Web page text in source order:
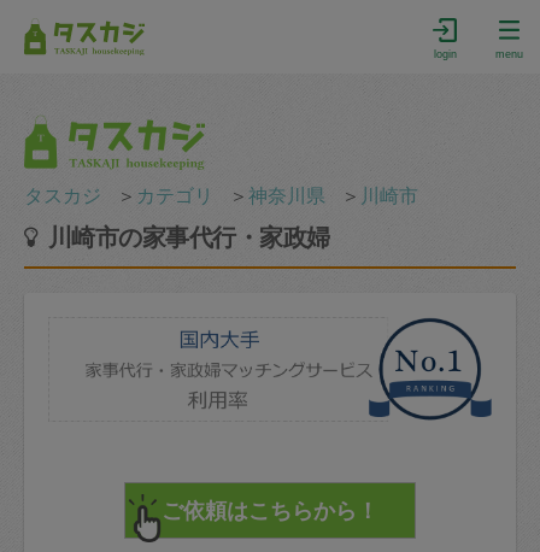
login menu
タスカジ ＞ カテゴリ ＞神奈川県 ＞ 川崎市
川崎市の家事代行・家政婦